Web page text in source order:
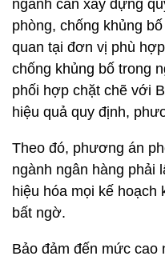
ngành cần xây dựng
phòng, chống khủng
quan tại đơn vị phù
chống khủng bố trong
phối hợp chặt chẽ với
hiệu quả quy định,
Theo đó, phương án
ngành ngân hàng phải
hiệu hóa mọi kế hoạch
bất ngờ.
Bảo đảm đến mức cao